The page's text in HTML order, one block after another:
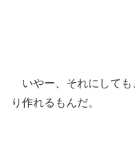
いやー、それにしても
り作れるもんだ。